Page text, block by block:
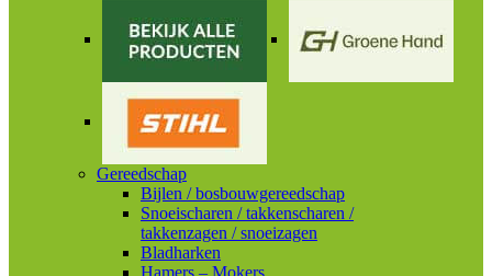
Gereedschap
Bijlen / bosbouwgereedschap
Snoeischaren / takkenscharen /
takkenzagen / snoeizagen
Bladharken
Hamers – Mokers